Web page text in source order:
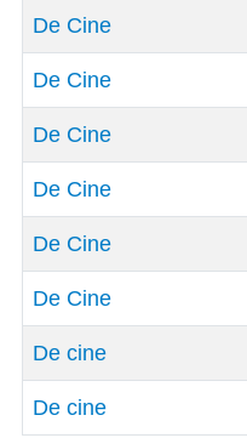
De Cine
De Cine
De Cine
De Cine
De Cine
De Cine
De cine
De cine